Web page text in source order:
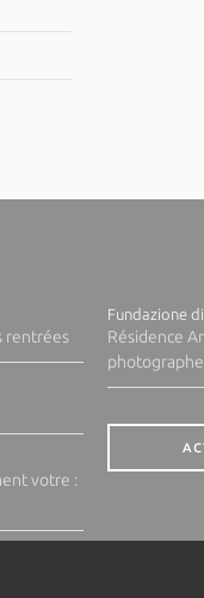
rentrées
votre :
Fundazione
Résidence